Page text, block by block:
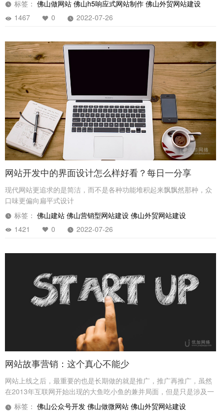
标签： 佛山做网站 佛山h5响应式网站制作 佛山外贸网站建设
1467
0 2022-07-26
网站开发中的界面设计怎么样好看？每日一分享
现代网站更追求的是简洁，而不是各种功能堆积起来飘飘然那种，众
口味更偏向扁平式设计
标签： 佛山建站 佛山营销型网站建设 佛山外贸网站建设
1421
0 2022-07-26
网站故事营销：这个真心不能少
网站上线之后，最重要的也是长期做的就是推广，推广再推广，虽然
在2013年互联网开始出现的大鱼吃小鱼的兼并局面，但是只是涉及一
下前沿产业，作为草根站长被大鳄门收购固然是一个好的归宿
标签： 佛山公众号开发 佛山做微网站 佛山外贸网站建设